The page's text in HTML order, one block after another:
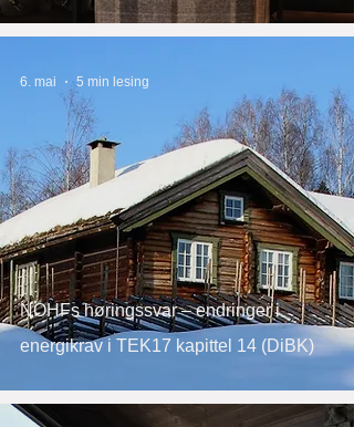
NOHFs høringssvar – endringer i
energikrav i TEK17 kapittel 14 (DiBK)
6. mai 5 min lesing